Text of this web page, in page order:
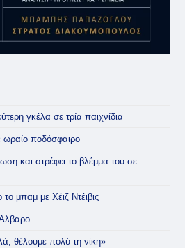
γκέλα σε τρία παιχνίδια
ποδόσφαιρο
και στρέφει το βλέμμα του σε
μπαμ με Χέιζ Ντέιβις
θέλουμε πολύ τη νίκη»